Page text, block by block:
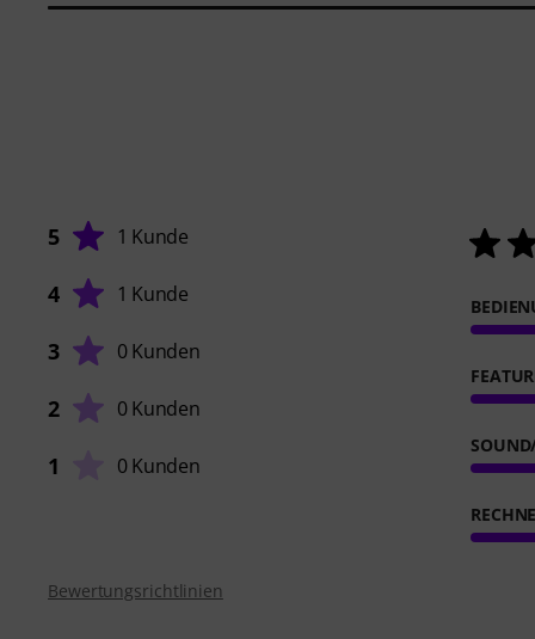
5 1 Kunde
4 1 Kunde
3 0 Kunden
2 0 Kunden
1 0 Kunden
Bewertungsrichtlinien